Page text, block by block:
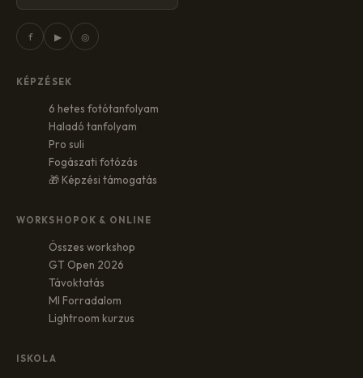
f ▶ ◎
KÉPZÉSEK
6 hetes fotótanfolyam
Haladó tanfolyam
Pro suli
Fogászati fotózás
🎁 Képzési támogatás
WORKSHOPOK & ONLINE
Összes workshop
GT Open 2026
Távoktatás
MI Forradalom
Lightroom kurzus
ISKOLA